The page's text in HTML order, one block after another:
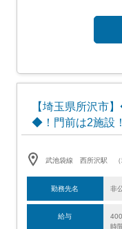
【埼玉県所沢市
◆！門前は2施設
武池袋線 西所沢駅 （
勤務先名 非
給与
時